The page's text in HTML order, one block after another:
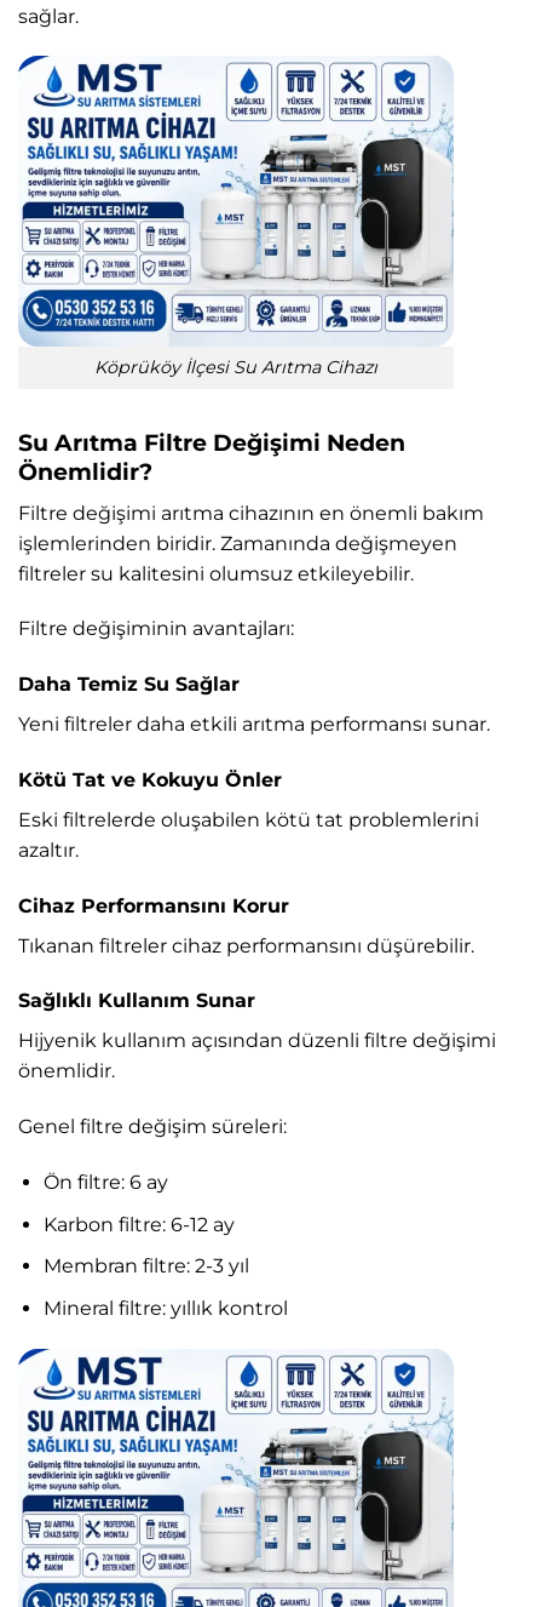
sağlar.
Köprüköy İlçesi Su Arıtma Cihazı
Su Arıtma Filtre Değişimi Neden
Önemlidir?
Filtre değişimi arıtma cihazının en önemli bakım
işlemlerinden biridir. Zamanında değişmeyen
filtreler su kalitesini olumsuz etkileyebilir.
Filtre değişiminin avantajları:
Daha Temiz Su Sağlar
Yeni filtreler daha etkili arıtma performansı sunar.
Kötü Tat ve Kokuyu Önler
Eski filtrelerde oluşabilen kötü tat problemlerini
azaltır.
Cihaz Performansını Korur
Tıkanan filtreler cihaz performansını düşürebilir.
Sağlıklı Kullanım Sunar
Hijyenik kullanım açısından düzenli filtre değişimi
önemlidir.
Genel filtre değişim süreleri:
Ön filtre: 6 ay
Karbon filtre: 6-12 ay
Membran filtre: 2-3 yıl
Mineral filtre: yıllık kontrol